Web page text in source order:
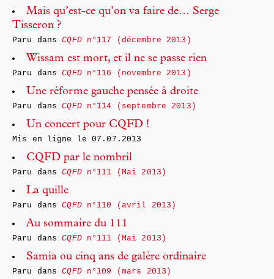
Mais qu’est-ce qu’on va faire de… Serge
Tisseron ?
Paru dansCQFDn°117 (décembre 2013)
Wissam est mort, et il ne se passe rien
Paru dansCQFDn°116 (novembre 2013)
Une réforme gauche pensée à droite
Paru dansCQFDn°114 (septembre 2013)
Un concert pour CQFD !
Mis en ligne le07.07.2013
CQFD par le nombril
Paru dansCQFDn°111 (Mai 2013)
La quille
Paru dansCQFDn°110 (avril 2013)
Au sommaire du 111
Paru dansCQFDn°111 (Mai 2013)
Samia ou cinq ans de galère ordinaire
Paru dansCQFDn°109 (mars 2013)